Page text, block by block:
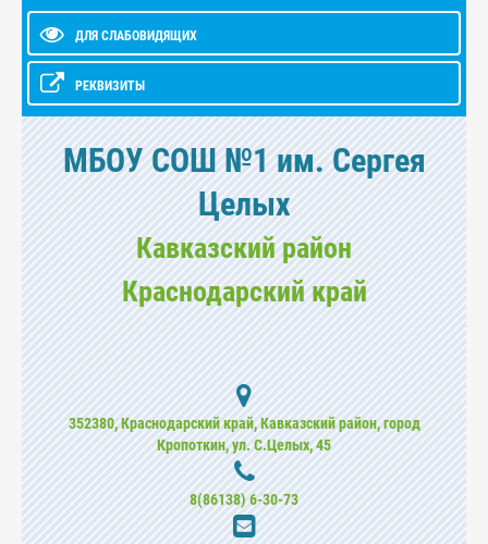
ДЛЯ СЛАБОВИДЯЩИХ
РЕКВИЗИТЫ
МБОУ СОШ №1 им. Сергея
Целых
Кавказский район
Краснодарский край
352380, Краснодарский край, Кавказский район, город
Кропоткин, ул. С.Целых, 45
8(86138) 6-30-73